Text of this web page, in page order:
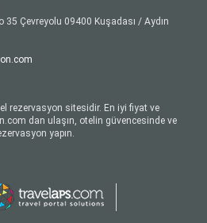
35 Çevreyolu 09400 Kuşadası / Aydın
rezervasyon sitesidir. En iyi fiyat ve
dan ulaşın, otelin güvencesinde ve
yapın.